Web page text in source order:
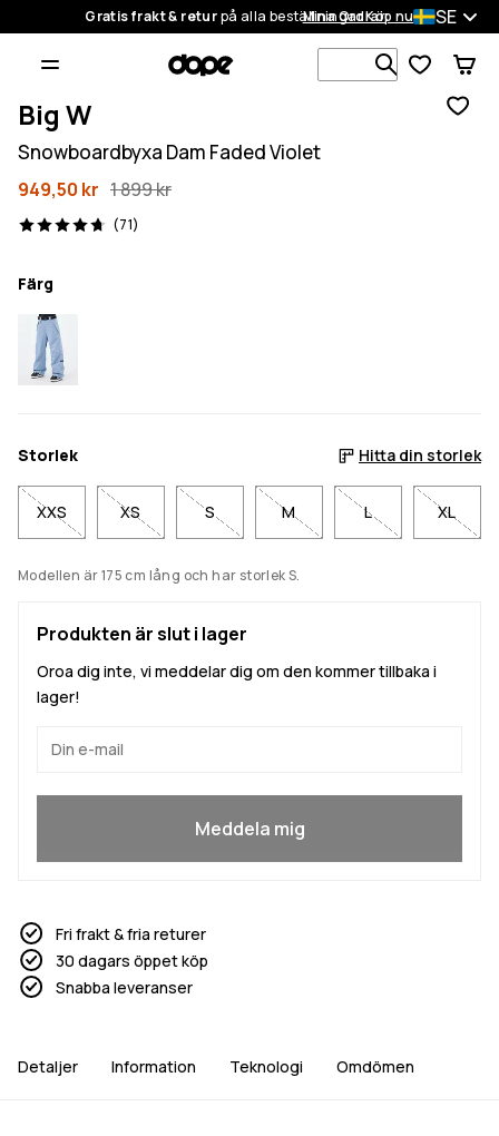
Gratis frakt & returpå alla beställningarKöp nu
Mina Ordrar SE
Sök bland
Big W
Snowboardbyxa Dam Faded Violet
949,50 kr 1 899 kr
(71)
71 recensioner, 4.7/5
Färg
Storlek Hitta din storlek
XXS XS S M L XL
Modellen är 175 cm lång och har storlek S.
Produkten är slut i lager
Oroa dig inte, vi meddelar dig om den kommer tillbaka i
lager!
Meddela mig
Fri frakt & fria returer
30 dagars öppet köp
Snabba leveranser
Detaljer Information Teknologi Omdömen